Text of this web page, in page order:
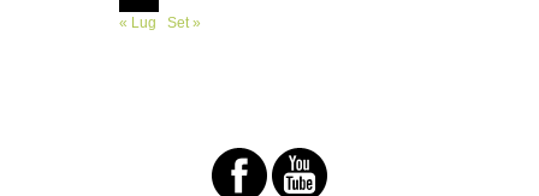
« Lug
Set »